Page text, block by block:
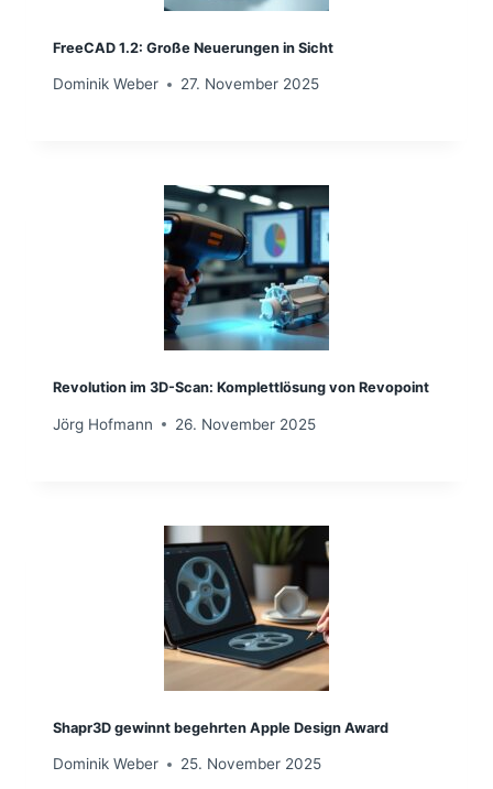
FreeCAD 1.2: Große Neuerungen in Sicht
Dominik Weber 27. November 2025
Revolution im 3D-Scan: Komplettlösung von Revopoint
Jörg Hofmann 26. November 2025
Shapr3D gewinnt begehrten Apple Design Award
Dominik Weber 25. November 2025